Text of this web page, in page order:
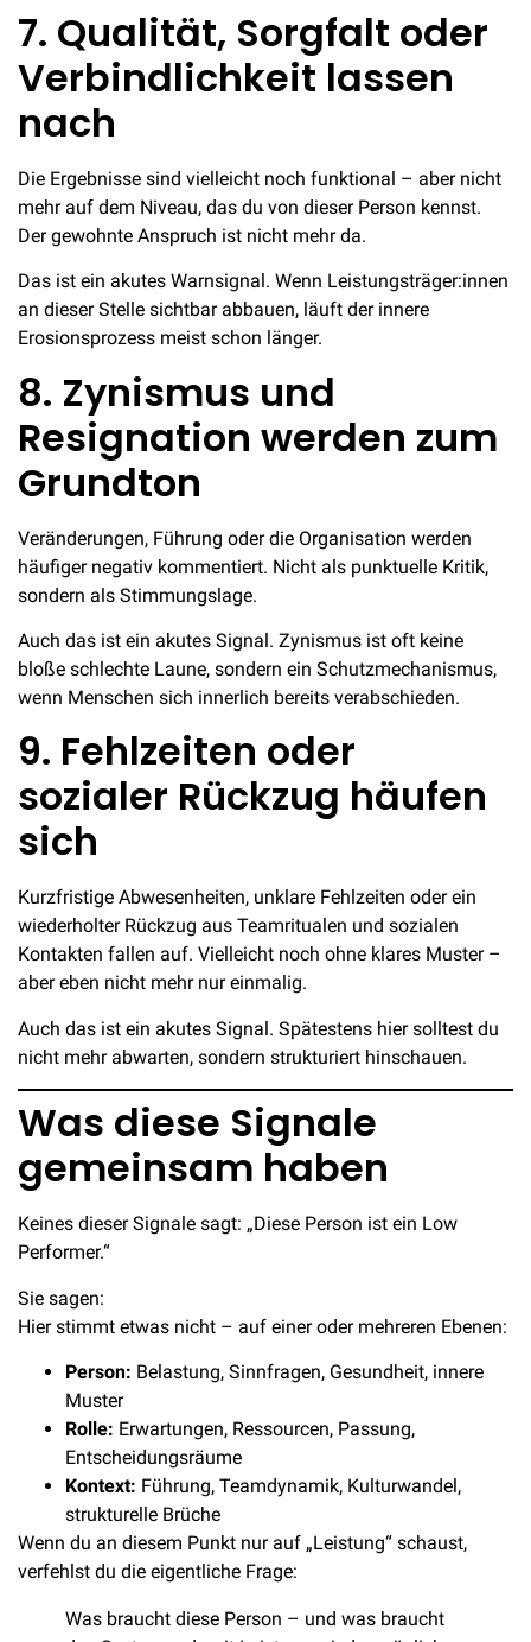
7. Qualität, Sorgfalt oder
Verbindlichkeit lassen
nach
Die Ergebnisse sind vielleicht noch funktional – aber nicht
mehr auf dem Niveau, das du von dieser Person kennst.
Der gewohnte Anspruch ist nicht mehr da.
Das ist ein akutes Warnsignal. Wenn Leistungsträger:innen
an dieser Stelle sichtbar abbauen, läuft der innere
Erosionsprozess meist schon länger.
8. Zynismus und
Resignation werden zum
Grundton
Veränderungen, Führung oder die Organisation werden
häufiger negativ kommentiert. Nicht als punktuelle Kritik,
sondern als Stimmungslage.
Auch das ist ein akutes Signal. Zynismus ist oft keine
bloße schlechte Laune, sondern ein Schutzmechanismus,
wenn Menschen sich innerlich bereits verabschieden.
9. Fehlzeiten oder
sozialer Rückzug häufen
sich
Kurzfristige Abwesenheiten, unklare Fehlzeiten oder ein
wiederholter Rückzug aus Teamritualen und sozialen
Kontakten fallen auf. Vielleicht noch ohne klares Muster –
aber eben nicht mehr nur einmalig.
Auch das ist ein akutes Signal. Spätestens hier solltest du
nicht mehr abwarten, sondern strukturiert hinschauen.
Was diese Signale
gemeinsam haben
Keines dieser Signale sagt: „Diese Person ist ein Low
Performer.“
Sie sagen:
Hier stimmt etwas nicht – auf einer oder mehreren Ebenen:
Person: Belastung, Sinnfragen, Gesundheit, innere
Muster
Rolle: Erwartungen, Ressourcen, Passung,
Entscheidungsräume
Kontext: Führung, Teamdynamik, Kulturwandel,
strukturelle Brüche
Wenn du an diesem Punkt nur auf „Leistung“ schaust,
verfehlst du die eigentliche Frage:
Was braucht diese Person – und was braucht